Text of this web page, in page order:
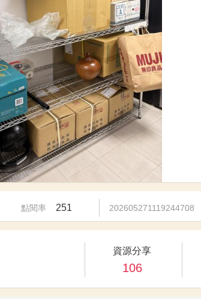
點閱率 251 202605271119244708
資源分享
106